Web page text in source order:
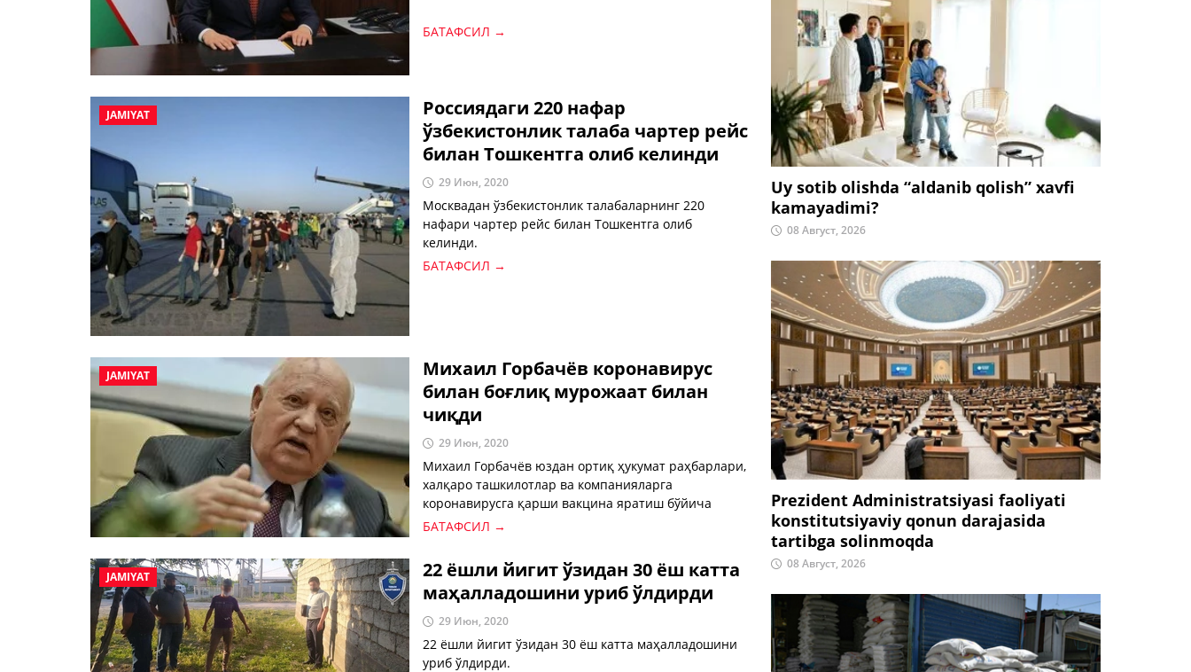
БАТАФСИЛ →
JAMIYAT
Россиядаги 220 нафар
ўзбекистонлик талаба чартер рейс
билан Тошкентга олиб келинди
29 Июн, 2020
Москвадан ўзбекистонлик талабаларнинг 220
нафари чартер рейс билан Тошкентга олиб
келинди.
БАТАФСИЛ →
JAMIYAT
Михаил Горбачёв коронавирус
билан боғлиқ мурожаат билан
чиқди
29 Июн, 2020
Михаил Горбачёв юздан ортиқ ҳукумат раҳбарлари,
халқаро ташкилотлар ва компанияларга
коронавирусга қарши вакцина яратиш бўйича
мурожаат билан чиқди.
БАТАФСИЛ →
JAMIYAT
22 ёшли йигит ўзидан 30 ёш катта
маҳалладошини уриб ўлдирди
29 Июн, 2020
22 ёшли йигит ўзидан 30 ёш катта маҳалладошини
уриб ўлдирди.
Uy sotib olishda “aldanib qolish” xavfi
kamayadimi?
08 Август, 2026
Prezident Administratsiyasi faoliyati
konstitutsiyaviy qonun darajasida
tartibga solinmoqda
08 Август, 2026